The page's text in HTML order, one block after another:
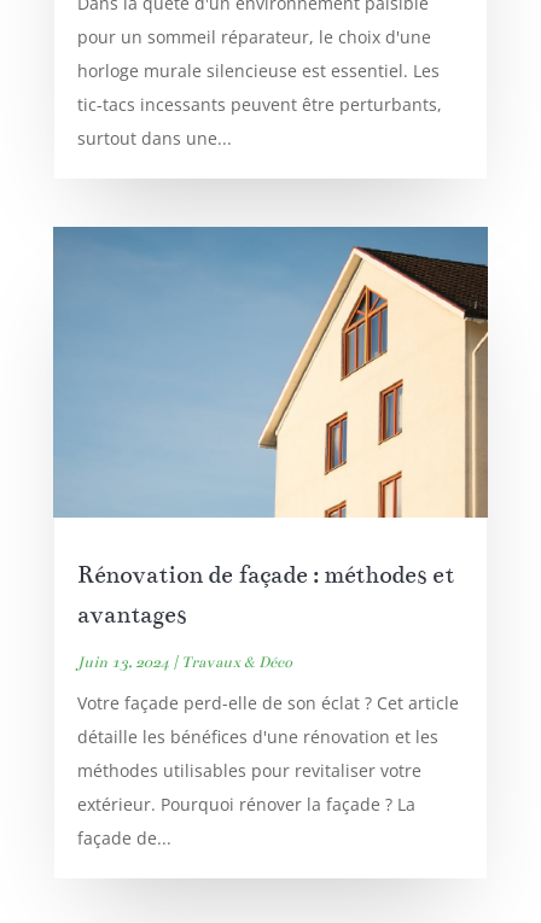
pour un sommeil réparateur, le choix d'une
horloge murale silencieuse est essentiel. Les
tic-tacs incessants peuvent être perturbants,
surtout dans une...
Rénovation de façade : méthodes et
avantages
Juin 13, 2024| Travaux & Déco
Votre façade perd-elle de son éclat ? Cet article
détaille les bénéfices d'une rénovation et les
méthodes utilisables pour revitaliser votre
extérieur. Pourquoi rénover la façade ? La
façade de...